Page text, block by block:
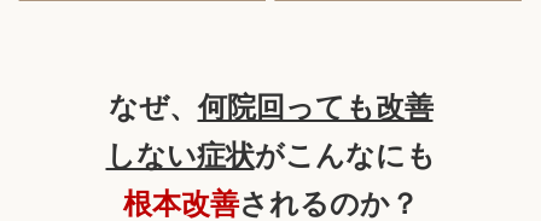
なぜ、何院回っても改善
しない症状がこんなにも
根本改善されるのか？